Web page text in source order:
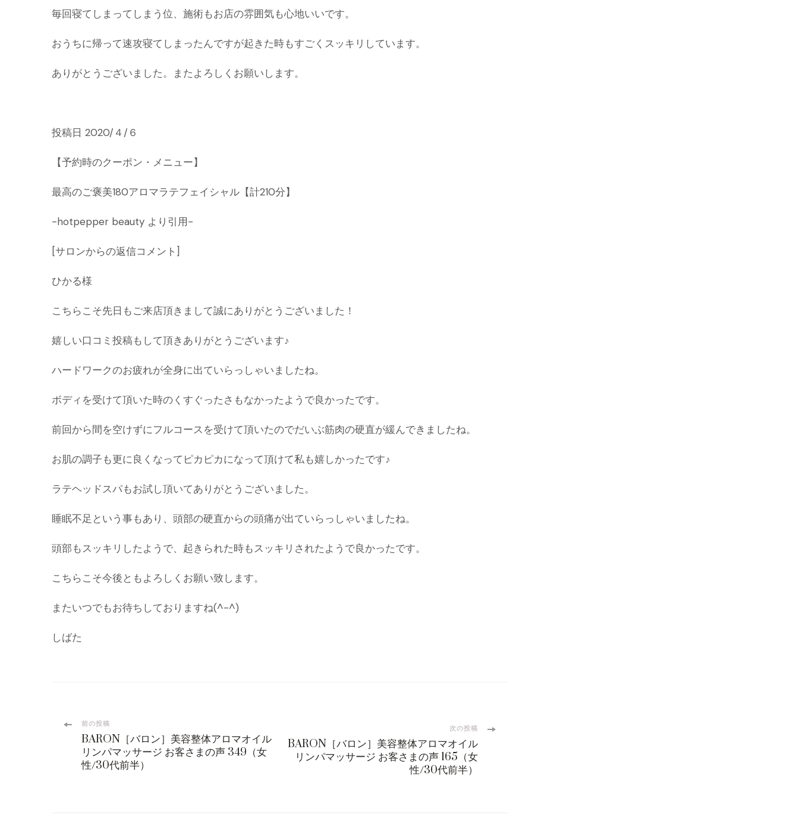
毎回寝てしまってしまう位、施術もお店の雰囲気も心地いいです。
おうちに帰って速攻寝てしまったんですが起きた時もすごくスッキリしています。
ありがとうございました。またよろしくお願いします。
投稿日 2020/４/６
【予約時のクーポン・メニュー】
最高のご褒美180アロマラテフェイシャル【計210分】
-hotpepper beauty より引用-
[サロンからの返信コメント]
ひかる様
こちらこそ先日もご来店頂きまして誠にありがとうございました！
嬉しい口コミ投稿もして頂きありがとうございます♪
ハードワークのお疲れが全身に出ていらっしゃいましたね。
ボディを受けて頂いた時のくすぐったさもなかったようで良かったです。
前回から間を空けずにフルコースを受けて頂いたのでだいぶ筋肉の硬直が緩んできましたね。
お肌の調子も更に良くなってピカピカになって頂けて私も嬉しかったです♪
ラテヘッドスパもお試し頂いてありがとうございました。
睡眠不足という事もあり、頭部の硬直からの頭痛が出ていらっしゃいましたね。
頭部もスッキリしたようで、起きられた時もスッキリされたようで良かったです。
こちらこそ今後ともよろしくお願い致します。
またいつでもお待ちしておりますね(^-^)
しばた
投
前の投稿
BARON［バロン］美容整体アロマオイル
リンパマッサージ お客さまの声 349（女
性/30代前半）
次の投稿
BARON［バロン］美容整体アロマオイル
リンパマッサージ お客さまの声 165（女
性/30代前半）